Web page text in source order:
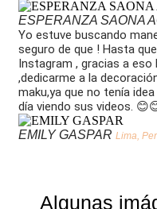
ESPERANZA SAONA
Yo estuve buscando
seguro de que ! Hasta
Instagram , gracias a
,dedicarme a la
maku,ya que no tenía
día viendo sus videos.
EMILY GASPAR Lima,
Algunas